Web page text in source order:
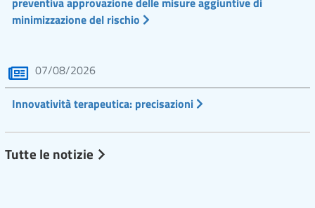
minimizzazione del rischio
07/08/2026
Innovatività terapeutica: precisazioni
Tutte le notizie